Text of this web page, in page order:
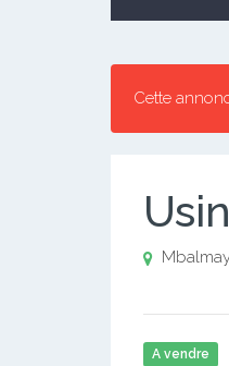
Cette
A vendre